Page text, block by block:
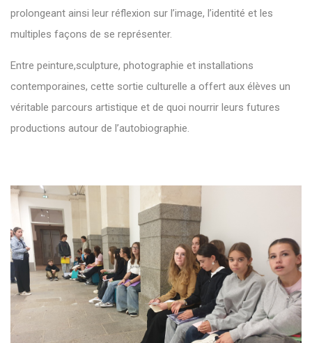
prolongeant ainsi leur réflexion sur l’image, l’identité et les
multiples façons de se représenter.
Entre peinture,sculpture, photographie et installations
contemporaines, cette sortie culturelle a offert aux élèves un
véritable parcours artistique et de quoi nourrir leurs futures
productions autour de l’autobiographie.